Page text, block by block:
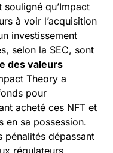
souligné qu’Impact
à voir l’acquisition
investissement
selon la SEC, sont
des valeurs
Theory a
pour
acheté ces NFT et
en sa possession.
pénalités dépassant